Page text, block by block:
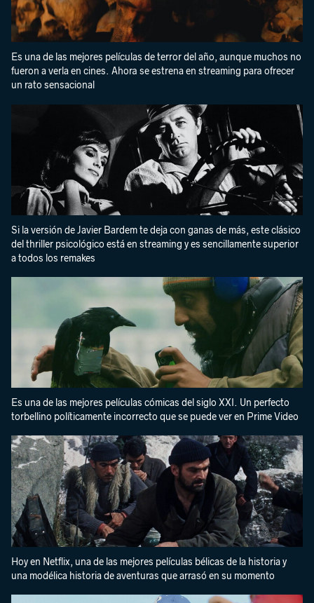
Es una de las mejores películas de terror del año, aunque muchos no
fueron a verla en cines. Ahora se estrena en streaming para ofrecer
un rato sensacional
Si la versión de Javier Bardem te deja con ganas de más, este clásico
del thriller psicológico está en streaming y es sencillamente superior
a todos los remakes
Es una de las mejores películas cómicas del siglo XXI. Un perfecto
torbellino políticamente incorrecto que se puede ver en Prime Video
Hoy en Netflix, una de las mejores películas bélicas de la historia y
una modélica historia de aventuras que arrasó en su momento